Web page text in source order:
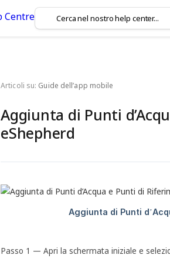
Articoli su: Guide dell’app mobile
Aggiunta di Punti
eShepherd
Passo 1 — Apri la schermata iniziale e